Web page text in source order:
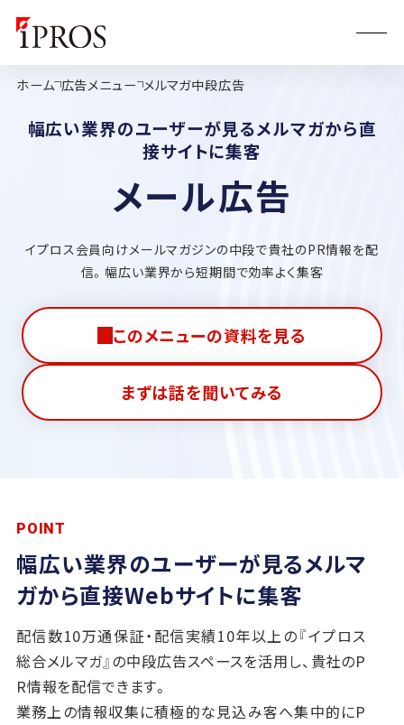
ホーム 広告メニュー メルマガ中段広告
幅広い業界のユーザーが見るメルマガから直
接サイトに集客
メール広告
イプロス会員向けメールマガジンの中段で貴社のPR情報を配
信。幅広い業界から短期間で効率よく集客
このメニューの資料を見る
まずは話を聞いてみる
POINT
幅広い業界のユーザーが見るメルマ
ガから直接Webサイトに集客
配信数10万通保証・配信実績10年以上の『イプロス
総合メルマガ』の中段広告スペースを活用し、貴社のP
R情報を配信できます。
業務上の情報収集に積極的な見込み客へ集中的にP